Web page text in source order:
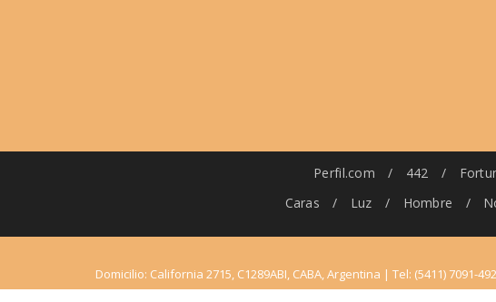
Perfil.com / 442 /
Caras
/ Luz / Hombre /
Domicilio: California 2715, C1289ABI, CABA, Argentina | Tel: (5411)